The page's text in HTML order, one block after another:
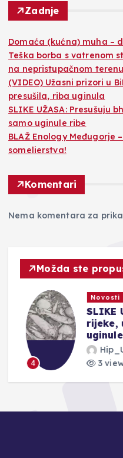
Zadnje
Domaća (kućna) muha –
Teška borba s vatrenom
na nepristupačnom terenu
(VIDEO) Užasni prizori u
presušila, riba uginula
SLIKE UŽASA: Presušuju
samo uginule ribe
BLAŽ Enology Međugorje
somelierstva!
Komentari
Nema komentara za
Možda ste
4
Novosti
SLIKE
rijeke,
uginule
3 views